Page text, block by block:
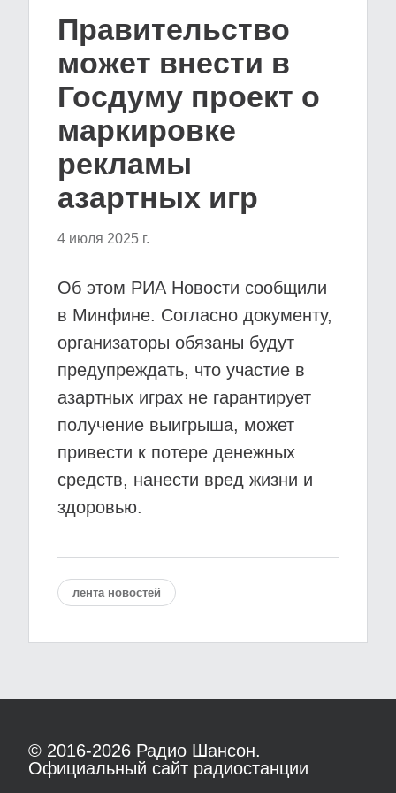
Правительство
может внести в
Госдуму проект о
маркировке
рекламы
азартных игр
4 июля 2025 г.
Об этом РИА Новости сообщили
в Минфине. Согласно документу,
организаторы обязаны будут
предупреждать, что участие в
азартных играх не гарантирует
получение выигрыша, может
привести к потере денежных
средств, нанести вред жизни и
здоровью.
лента новостей
© 2016-2026 Радио Шансон.
Официальный сайт радиостанции